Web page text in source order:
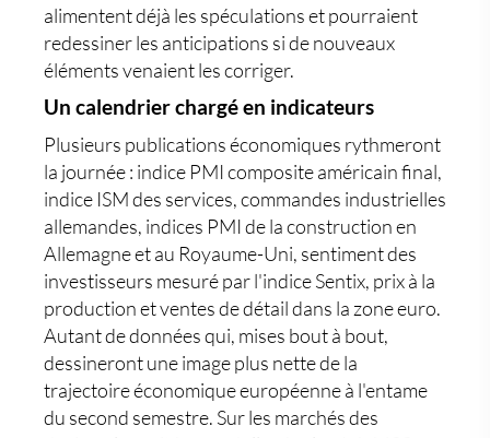
alimentent déjà les spéculations et pourraient
redessiner les anticipations si de nouveaux
éléments venaient les corriger.
Un calendrier chargé en indicateurs
Plusieurs publications économiques rythmeront
la journée : indice PMI composite américain final,
indice ISM des services, commandes industrielles
allemandes, indices PMI de la construction en
Allemagne et au Royaume-Uni, sentiment des
investisseurs mesuré par l'indice Sentix, prix à la
production et ventes de détail dans la zone euro.
Autant de données qui, mises bout à bout,
dessineront une image plus nette de la
trajectoire économique européenne à l'entame
du second semestre. Sur les marchés des